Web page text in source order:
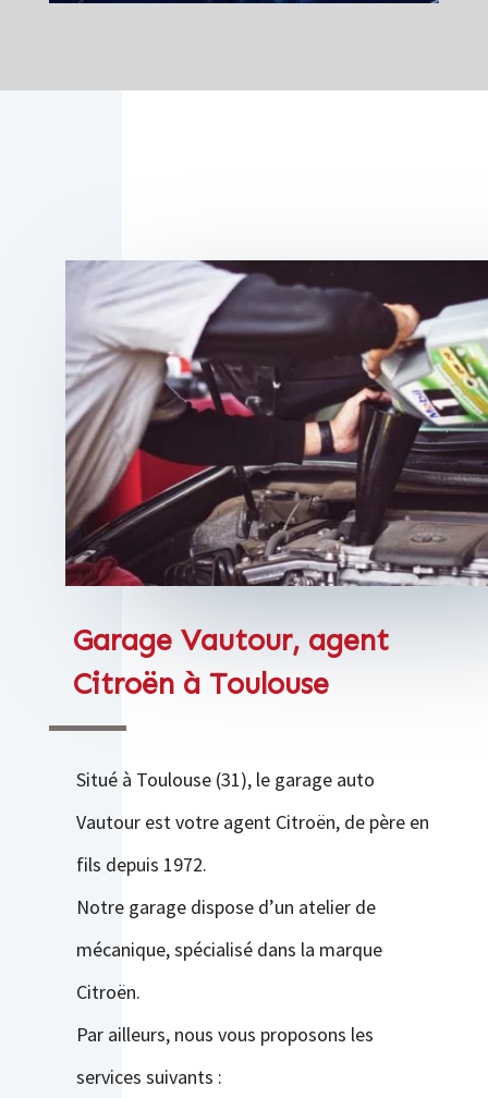
Garage Vautour, agent
Citroën à Toulouse
Situé à Toulouse (31), le garage auto
Vautour est votre agent Citroën, de père en
fils depuis 1972.
Notre garage dispose d’un atelier de
mécanique, spécialisé dans la marque
Citroën.
Par ailleurs, nous vous proposons les
services suivants :